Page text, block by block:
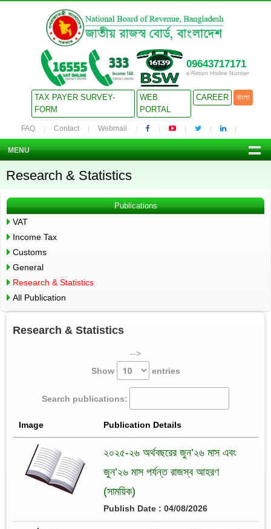
09643717171
e-Return Hotline Number
TAX PAYER SURVEY-
FORM
WEB
PORTAL
CAREER বাংলা
FAQ Contact Webmail
MENU
Research & Statistics
Publications
VAT
Income Tax
Customs
General
Research & Statistics
All Publication
Research & Statistics
-->
Show
entries
Search publications:
Image Publication Details
২০২৫-২৬ অর্থবছরের জুন’২৬ মাস এবং
জুন’২৬ মাস পর্যন্ত রাজস্ব আহরণ
(সাময়িক)
Publish Date : 04/08/2026